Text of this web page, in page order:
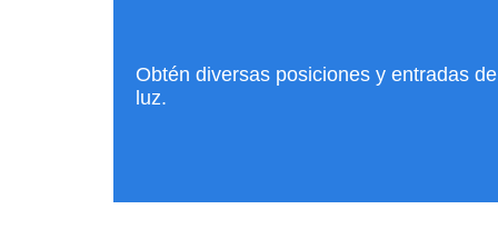
Obtén diversas posiciones y entradas de
luz.